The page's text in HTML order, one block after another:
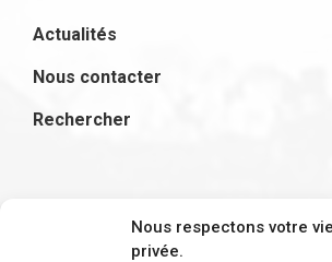
Nous respectons votre vie
privée.
Actualités
Nous contacter
Rechercher
S'inscrire à la